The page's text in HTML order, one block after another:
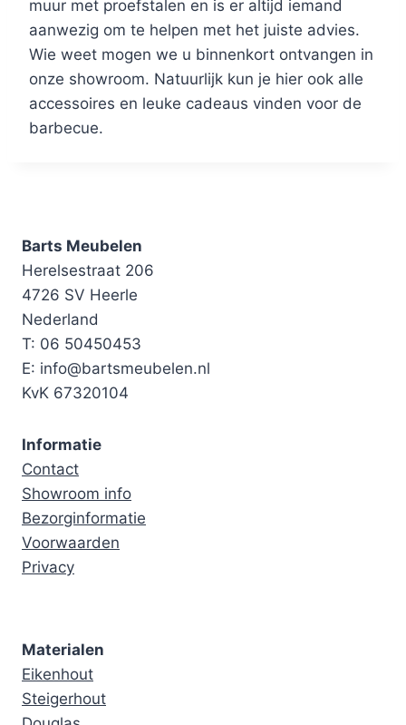
muur met proefstalen en is er altijd iemand
aanwezig om te helpen met het juiste advies.
Wie weet mogen we u binnenkort ontvangen in
onze showroom. Natuurlijk kun je hier ook alle
accessoires en leuke cadeaus vinden voor de
barbecue.
Barts Meubelen
Herelsestraat 206
4726 SV Heerle
Nederland
T: 06 50450453
E: info@bartsmeubelen.nl
KvK 67320104
Informatie
Contact
Showroom info
Bezorginformatie
Voorwaarden
Privacy
Materialen
Eikenhout
Steigerhout